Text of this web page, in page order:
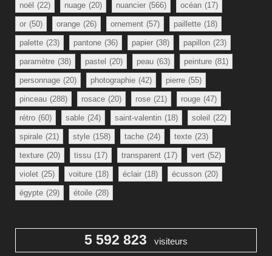
noël (22) nuage (20) nuancier (566) océan (17)
or (50) orange (26) ornement (57) paillette (18)
palette (23) pantone (36) papier (38) papillon (23)
paramètre (38) pastel (20) peau (63) peinture (81)
personnage (20) photographie (42) pierre (55)
pinceau (288) rosace (20) rose (21) rouge (47)
rétro (60) sable (24) saint-valentin (18) soleil (22)
spirale (21) style (158) tache (24) texte (23)
texture (20) tissu (17) transparent (17) vert (52)
violet (25) voiture (18) éclair (18) écusson (20)
égypte (29) étoile (28)
5 592 823 visiteurs